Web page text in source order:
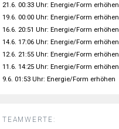
TEAMWERTE:
21.6. 00:33 Uhr: Energie/Form erhöhen
19.6. 00:00 Uhr: Energie/Form erhöhen
16.6. 20:51 Uhr: Energie/Form erhöhen
14.6. 17:06 Uhr: Energie/Form erhöhen
12.6. 21:55 Uhr: Energie/Form erhöhen
11.6. 14:25 Uhr: Energie/Form erhöhen
9.6. 01:53 Uhr: Energie/Form erhöhen